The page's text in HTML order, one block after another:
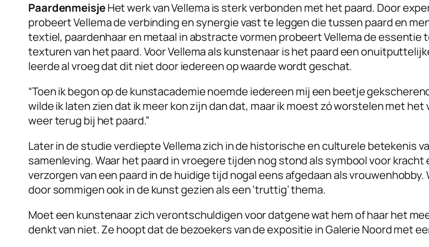
PaardenmeisjeHet werk van Vellema is sterk verbonden met het paard. Door
probeert Vellema de verbinding en synergie vast te leggen die tussen paard en
textiel, paardenhaar en metaal in abstracte vormen probeert Vellema de essentie
texturen van het paard. Voor Vellema als kunstenaar is het paard een
leerde al vroeg dat dit niet door iedereen op waarde wordt geschat.
“Toen ik begon op de kunstacademie noemde iedereen mij een beetje
wilde ik laten zien dat ik meer kon zijn dan dat, maar ik moest zó worstelen met het
weer terug bij het paard.”
Later in de studie verdiepte Vellema zich in de historische en culturele betekenis
samenleving. Waar het paard in vroegere tijden nog stond als symbool voor
verzorgen van een paard in de huidige tijd nogal eens afgedaan als
door sommigen ook in de kunst gezien als een ‘truttig’ thema.
Moet een kunstenaar zich verontschuldigen voor datgene wat hem of haar het
denkt van niet. Ze hoopt dat de bezoekers van de expositie in Galerie Noord met